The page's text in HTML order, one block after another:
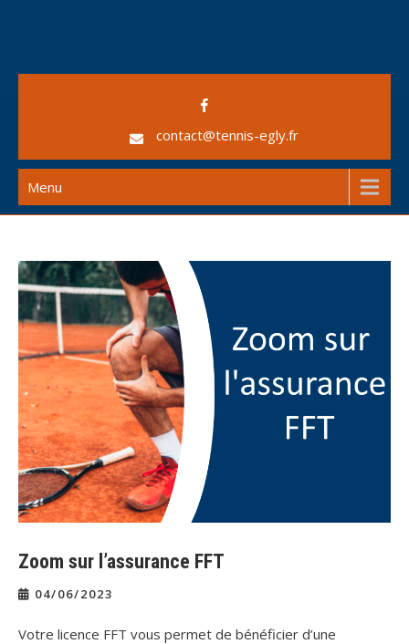
AS Egly Tennis
contact@tennis-egly.fr
Menu
Zoom sur l’assurance FFT
04/06/2023
Votre licence FFT vous permet de bénéficier d’une